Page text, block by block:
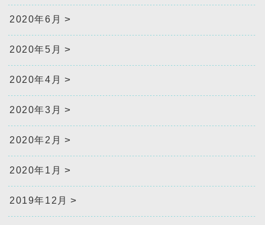
2020年6月
2020年5月
2020年4月
2020年3月
2020年2月
2020年1月
2019年12月